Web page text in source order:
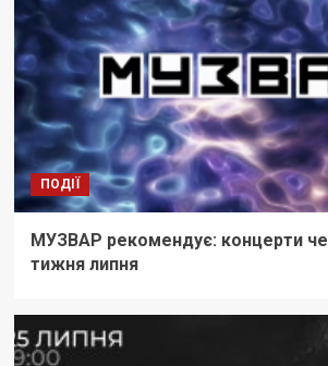
ПОДІЇ
МУЗВАР рекомендує: концерти
тижня липня